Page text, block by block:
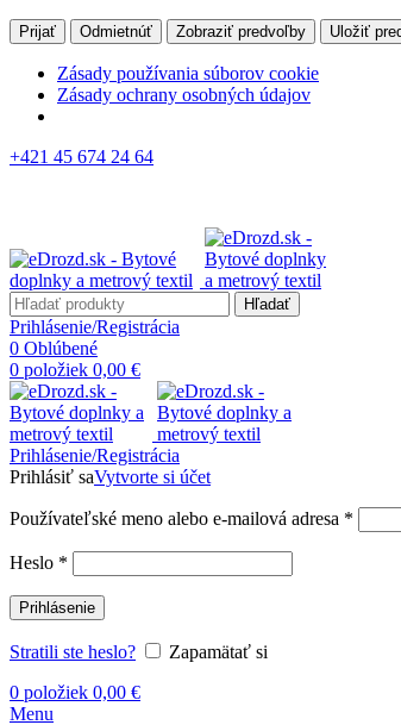
Prijať Odmietnúť Zobraziť predvoľby Uložiť
Zásady používania súborov cookie
Zásady ochrany osobných údajov
+421 45 674 24 64
Hľadať
Prihlásenie/Registrácia
0 Oblúbené
0 položiek 0,00 €
Prihlásenie/Registrácia
Prihlásiť saVytvorte si účet
Používateľské meno alebo e-mailová adresa *
Heslo *
Prihlásenie
Stratili ste heslo?
Zapamätať si
0 položiek 0,00 €
Menu